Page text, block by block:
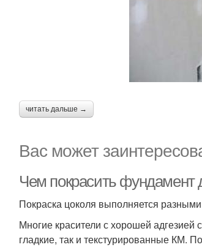
читать дальше →
Вас может
Чем покрасить фундамент
Покраска цоколя выполняется
Многие красители с хорошей
гладкие, так и текстурированные КМ.